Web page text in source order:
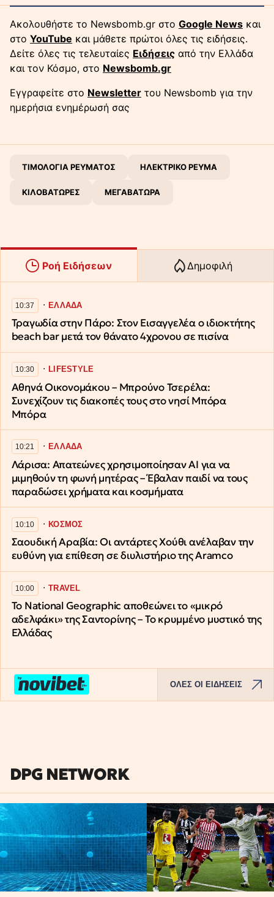
Ακολουθήστε το Newsbomb.gr στο Google News και
στο YouTube και μάθετε πρώτοι όλες τις ειδήσεις.
Δείτε όλες τις τελευταίες Ειδήσεις από την Ελλάδα
και τον Κόσμο, στο Newsbomb.gr
Εγγραφείτε στο Newsletter του Newsbomb για την
ημερήσια ενημέρωσή σας
ΤΙΜΟΛΟΓΙΑ ΡΕΥΜΑΤΟΣ ΗΛΕΚΤΡΙΚΟ ΡΕΥΜΑ
ΚΙΛΟΒΑΤΩΡΕΣ ΜΕΓΑΒΑΤΩΡΑ
Ροή Ειδήσεων Δημοφιλή
10:37 ∙ΕΛΛΑΔΑ
Τραγωδία στην Πάρο: Στον Εισαγγελέα ο ιδιοκτήτης
beach bar μετά τον θάνατο 4χρονου σε πισίνα
10:30 ∙LIFESTYLE
Αθηνά Οικονομάκου – Μπρούνο Τσερέλα:
Συνεχίζουν τις διακοπές τους στο νησί Μπόρα
Μπόρα
10:21 ∙ΕΛΛΑΔΑ
Λάρισα: Απατεώνες χρησιμοποίησαν AI για να
μιμηθούν τη φωνή μητέρας – Έβαλαν παιδί να τους
παραδώσει χρήματα και κοσμήματα
10:10 ∙ΚΟΣΜΟΣ
Σαουδική Αραβία: Οι αντάρτες Χούθι ανέλαβαν την
ευθύνη για επίθεση σε διυλιστήριο της Aramco
10:00 ∙TRAVEL
Το National Geographic αποθεώνει το «μικρό
αδελφάκι» της Σαντορίνης – Το κρυμμένο μυστικό της
Ελλάδας
ΟΛΕΣ ΟΙ ΕΙΔΗΣΕΙΣ
DPG NETWORK